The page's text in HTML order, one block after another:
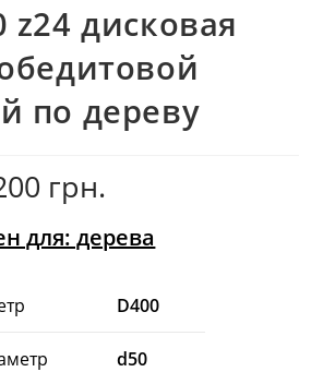
z24 дисковая
по дереву
грн.
для: дерева
D400
d50